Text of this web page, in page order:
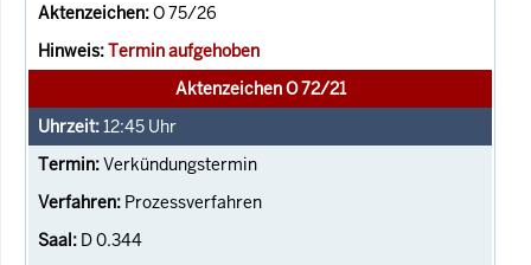
O 75/26
Termin aufgehoben
Aktenzeichen O 72/21
12:45 Uhr
Verkündungstermin
Prozessverfahren
D 0.344